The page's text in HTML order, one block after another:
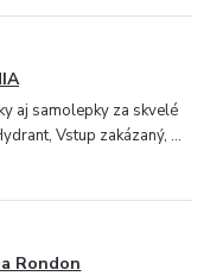
aj samolepky za skvelé
Vstup zakázaný, ...
Rondon